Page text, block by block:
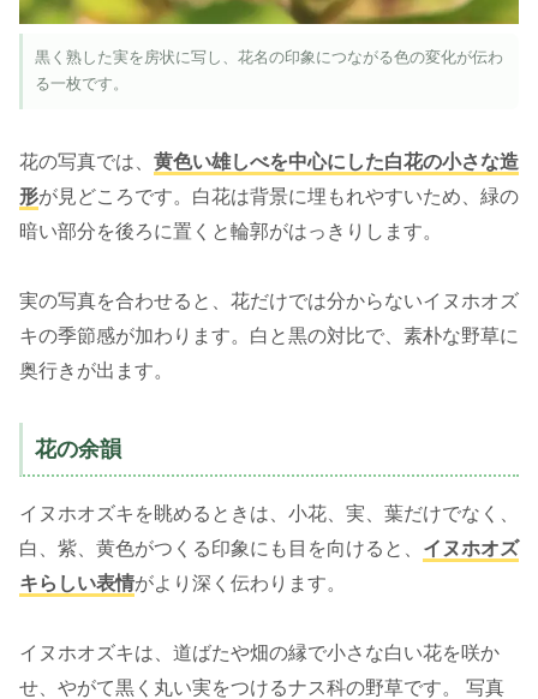
黒く熟した実を房状に写し、花名の印象につながる色の変化が伝わ
る一枚です。
花の写真では、 黄色い雄しべを中心にした白花の小さな造
形が見どころです。白花は背景に埋もれやすいため、緑の
暗い部分を後ろに置くと輪郭がはっきりします。
実の写真を合わせると、花だけでは分からないイヌホオズ
キの季節感が加わります。白と黒の対比で、素朴な野草に
奥行きが出ます。
花の余韻
イヌホオズキを眺めるときは、小花、実、葉だけでなく、
白、紫、黄色がつくる印象にも目を向けると、 イヌホオズ
キらしい表情がより深く伝わります。
イヌホオズキは、道ばたや畑の縁で小さな白い花を咲か
せ、やがて黒く丸い実をつけるナス科の野草です。 写真